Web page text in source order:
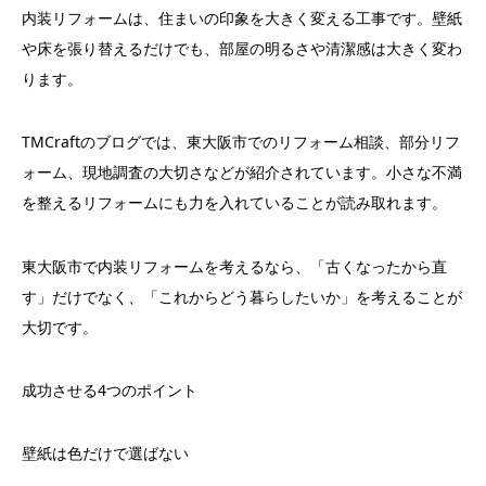
内装リフォームは、住まいの印象を大きく変える工事です。壁紙
や床を張り替えるだけでも、部屋の明るさや清潔感は大きく変わ
ります。
TMCraftのブログでは、東大阪市でのリフォーム相談、部分リフ
ォーム、現地調査の大切さなどが紹介されています。小さな不満
を整えるリフォームにも力を入れていることが読み取れます。
東大阪市で内装リフォームを考えるなら、「古くなったから直
す」だけでなく、「これからどう暮らしたいか」を考えることが
大切です。
成功させる4つのポイント
壁紙は色だけで選ばない